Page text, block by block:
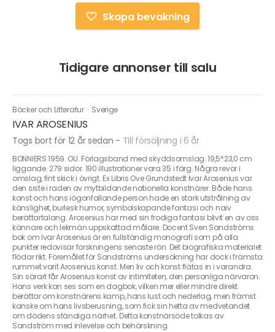
Skapa bevakning
Tidigare annonser till salu
Böcker och Litteratur · Sverige
IVAR AROSENIUS
Togs bort för 12 år sedan - Till försäljning i 6 år
BONNIERS 1959. OU. Förlagsband med skyddsomslag. 19,5*23,0 cm
liggande. 279 sidor. 190 illustrationer vara 35 i färg. Några revor i
omslag, fint skick i övrigt. Ex Libris Ove Grundstedt Ivar Arosenius var
den siste i raden av mytbildande nationella konstnärer. Både hans
konst och hans iögonfallande person hade en stark utstrålning av
känslighet, burlesk humor, symbolskapande fantasi och naiv
berättartalang. Arosenius har med sin frodiga fantasi blivit en av oss
kännare och lekmän uppskattad målare. Docent Sven Sandströms
bok om Ivar Arosenius är en fullständig monografi som på alla
punkter redovisar forskningens senaste rön. Det biografiska materialet
flödar rikt. Föremålet för Sandströms undersökning har dock i främsta
rummet varit Arosenius konst. Men liv och konst flätas in i varandra.
Sin särart får Arosenius konst av intimiteten, den personliga närvaron.
Hans verk kan ses som en dagbok, vilken mer eller mindre direkt
berättar om konstnärens kamp, hans lust och nederlag, men främst
kanske om hans livsberusning, som fick sin hetta av medvetandet
om dödens ständiga närhet. Detta konstnärsöde tolkas av
Sandström med inlevelse och behärskning.